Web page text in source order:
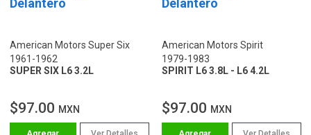
Delantero
American Motors Super Six
1961-1962
SUPER SIX L6 3.2L
$97.00 MXN
Delantero
American Motors Spirit
1979-1983
SPIRIT L6 3.8L - L6 4.2L
$97.00 MXN